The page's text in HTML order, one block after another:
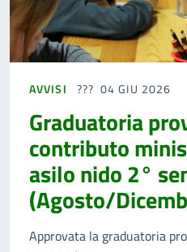
AVVISI 04 GIU 2026
Graduatoria
contributo
asilo nido 2°
(Agosto/
Approvata la graduatoria